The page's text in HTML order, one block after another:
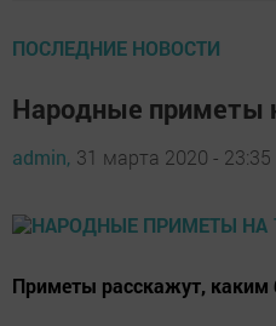
ПОСЛЕДНИЕ НОВОСТИ
Народные приметы
admin, 31 марта 2020 - 23:35
Приметы расскажут, каким